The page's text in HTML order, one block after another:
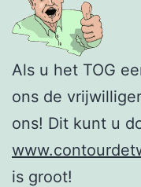
Als u het TOG
ons de
ons! Dit kunt u
is groot!